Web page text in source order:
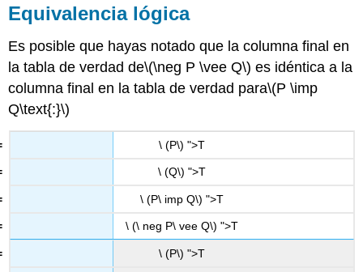
Equivalencialógica
Es posible que hayas notado que la columna final en
la tabla de verdad de\(\neg P \vee Q\) es idéntica a la
columna final en la tabla de verdad para\(P \imp
Q\text{:}\)
\ (P\) ">T
\ (Q\) ">T
\ (P\ imp Q\) ">T
\ (\ neg P\ vee Q\) ">T
\ (P\) ">T